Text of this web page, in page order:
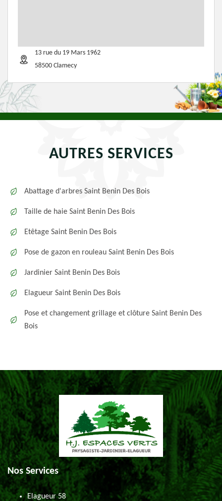
13 rue du 19 Mars 1962
58500 Clamecy
AUTRES SERVICES
Abattage d'arbres Saint Benin Des Bois
Taille de haie Saint Benin Des Bois
Etêtage Saint Benin Des Bois
Pose de gazon en rouleau Saint Benin Des Bois
Jardinier Saint Benin Des Bois
Elagueur Saint Benin Des Bois
Pose et changement grillage et clôture Saint Benin Des
Bois
Nos Services
Elagueur 58